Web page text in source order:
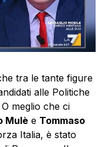
tra le tante figure
alle Politiche
O meglio che ci
Mulè e Tommaso
Italia, è stato